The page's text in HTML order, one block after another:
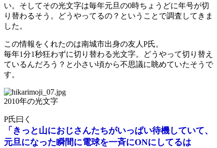
い。そしてその光文字は毎年元旦の0時ちょうどに年号が切
り替わるそう。どうやってるの？ということで調査してきま
した。
この情報をくれたのは南城市出身の友人P氏。
毎年1分1秒狂わずに切り替わる光文字。どうやって切り替え
ているんだろう？と小さい頃から不思議に眺めていたそうで
す。
2010年の光文字
P氏曰く
「きっと山におじさんたちがいっぱい待機していて、
元旦になった瞬間に電球を一斉にONにしてるは